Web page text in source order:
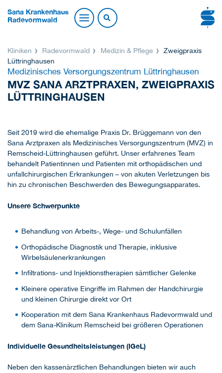
Sana Krankenhaus
Radevormwald
Kliniken Radevormwald Medizin & Pflege
Zweigpraxis
Lüttringhausen
Medizinisches Versorgungszentrum Lüttringhausen
MVZ SANA ARZTPRAXEN, ZWEIGPRAXIS
LÜTTRINGHAUSEN
Seit 2019 wird die ehemalige Praxis Dr. Brüggemann von den
Sana Arztpraxen als Medizinisches Versorgungszentrum (MVZ) in
Remscheid-Lüttringhausen geführt. Unser erfahrenes Team
behandelt Patientinnen und Patienten mit orthopädischen und
unfallchirurgischen Erkrankungen – von akuten Verletzungen bis
hin zu chronischen Beschwerden des Bewegungsapparates.
Unsere Schwerpunkte
Behandlung von Arbeits-, Wege- und Schulunfällen
Orthopädische Diagnostik und Therapie, inklusive
Wirbelsäulenerkrankungen
Infiltrations- und Injektionstherapien sämtlicher Gelenke
Kleinere operative Eingriffe im Rahmen der Handchirurgie
und kleinen Chirurgie direkt vor Ort
Kooperation mit dem Sana Krankenhaus Radevormwald und
dem Sana-Klinikum Remscheid bei größeren Operationen
Individuelle Gesundheitsleistungen (IGeL)
Neben den kassenärztlichen Behandlungen bieten wir auch